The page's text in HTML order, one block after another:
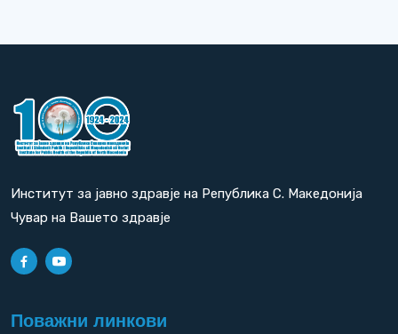
Институт за јавно здравје на Република С. Македонија
Чувар на Вашето здравје
Поважни линкови